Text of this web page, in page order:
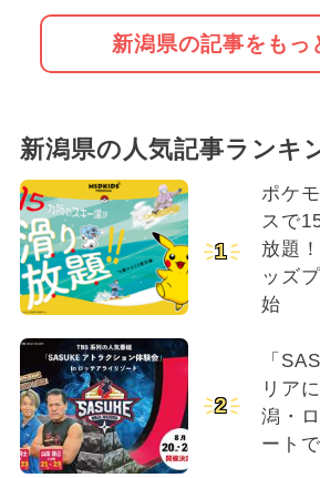
新潟県の記事をもっ
新潟県の人気記事ランキ
1
ポケ
スで
放題
ッズ
始
2
「
リア
潟・
ート